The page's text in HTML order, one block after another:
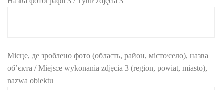
Місце, де зроблено фото (область, район, місто/село), назва
об’єкта / Miejsce wykonania zdjęcia 3 (region, powiat, miasto),
nazwa obiektu